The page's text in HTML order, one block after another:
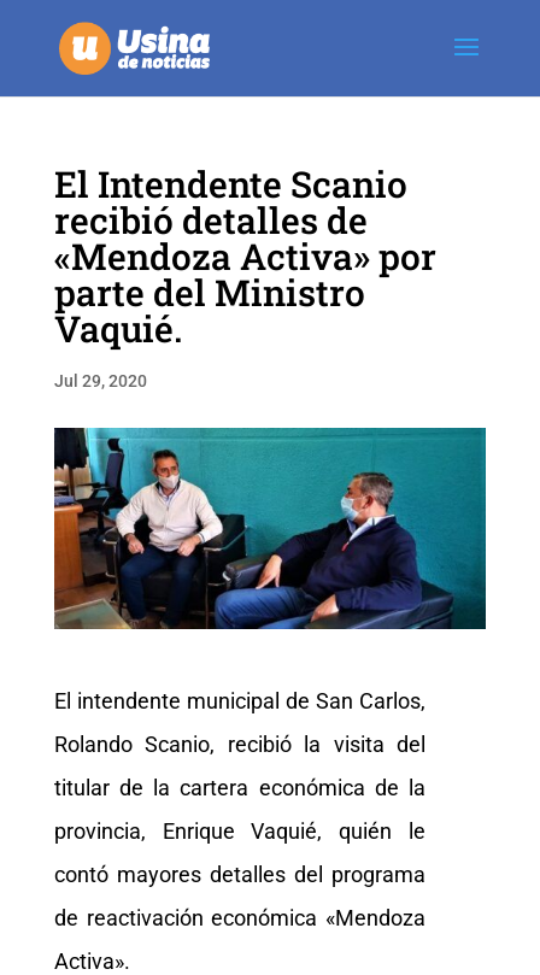
El Intendente Scanio
recibió detalles de
«Mendoza Activa» por
parte del Ministro
Vaquié.
Jul 29, 2020
El intendente municipal de San Carlos,
Rolando Scanio, recibió la visita del
titular de la cartera económica de la
provincia, Enrique Vaquié, quién le
contó mayores detalles del programa
de reactivación económica «Mendoza
Activa».